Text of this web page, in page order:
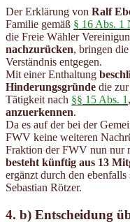
Der Erklärung von Ralf
Familie gemäß § 16 Abs. 1
die Freie Wähler
nachzurücken, bringen
Verständnis entgegen.
Mit einer Enthaltung
Hinderungsgründe die
Tätigkeit nach §§ 15 Abs. 1 ,
anzuerkennen.
Da es auf der bei der
FWV keine weiteren
Fraktion der FWV nun nur
besteht künftig aus 13
ergänzt durch den
Sebastian Rötzer.
4. b) Entscheidung